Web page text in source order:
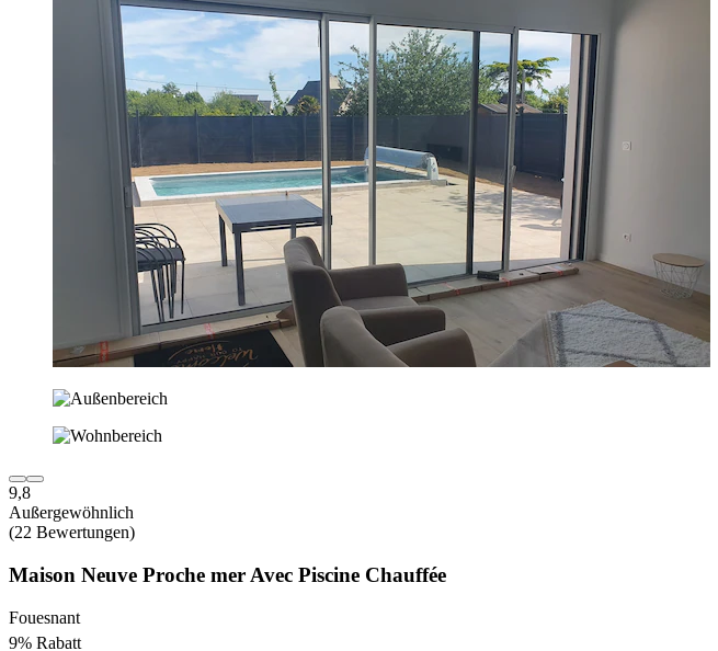
9,8
Außergewöhnlich
(22 Bewertungen)
Maison Neuve Proche mer Avec Piscine Chauffée
Fouesnant
9% Rabatt